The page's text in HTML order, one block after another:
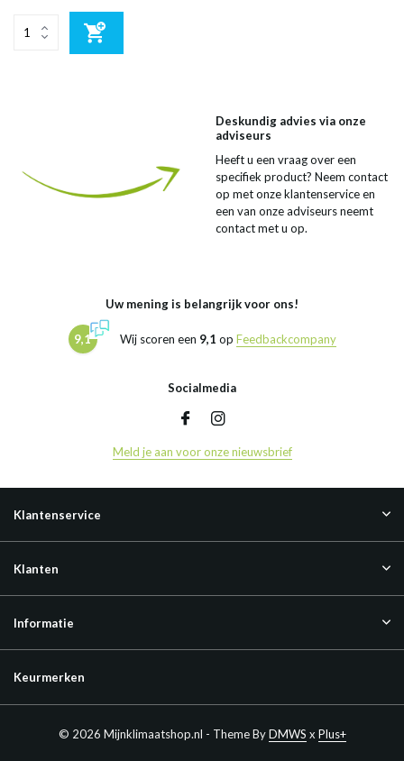
Deskundig advies via onze
adviseurs
Heeft u een vraag over een
specifiek product? Neem contact
op met onze klantenservice en
een van onze adviseurs neemt
contact met u op.
Uw mening is belangrijk voor ons!
9,1 Wij scoren een 9,1 op Feedbackcompany
Socialmedia
Meld je aan voor onze nieuwsbrief
Klantenservice
Klanten
Informatie
Keurmerken
© 2026 Mijnklimaatshop.nl - Theme ByDMWS x Plus+